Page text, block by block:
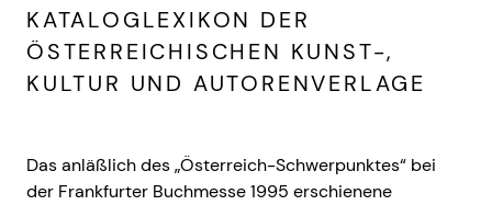
KATALOGLEXIKON DER
ÖSTERREICHISCHEN KUNST-,
KULTUR UND AUTORENVERLAGE
Das anläßlich des „Österreich-Schwerpunktes“ bei
der Frankfurter Buchmesse 1995 erschienene